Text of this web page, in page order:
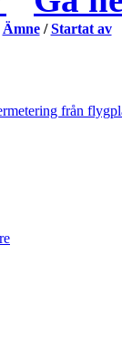
Ämne/Startat av
från